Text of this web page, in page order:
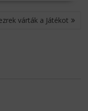
várták a Játékot